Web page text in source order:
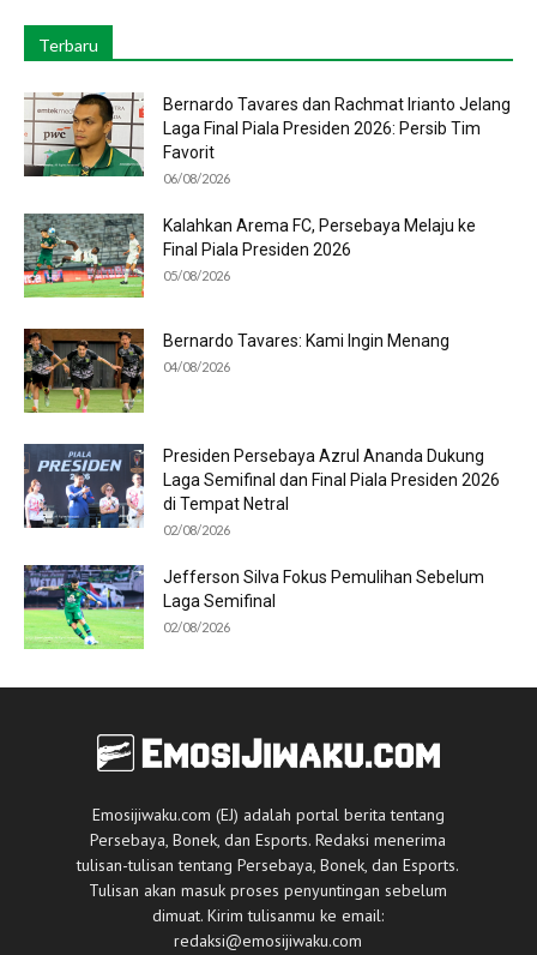
Terbaru
Bernardo Tavares dan Rachmat Irianto Jelang
Laga Final Piala Presiden 2026: Persib Tim
Favorit
06/08/2026
Kalahkan Arema FC, Persebaya Melaju ke
Final Piala Presiden 2026
05/08/2026
Bernardo Tavares: Kami Ingin Menang
04/08/2026
Presiden Persebaya Azrul Ananda Dukung
Laga Semifinal dan Final Piala Presiden 2026
di Tempat Netral
02/08/2026
Jefferson Silva Fokus Pemulihan Sebelum
Laga Semifinal
02/08/2026
Emosijiwaku.com (EJ) adalah portal berita tentang
Persebaya, Bonek, dan Esports. Redaksi menerima
tulisan-tulisan tentang Persebaya, Bonek, dan Esports.
Tulisan akan masuk proses penyuntingan sebelum
dimuat. Kirim tulisanmu ke email:
redaksi@emosijiwaku.com